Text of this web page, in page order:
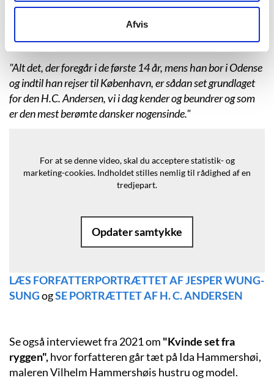
Afvis
især hans barndom er underbelyst i forhold til, hvor stor en
betydning det i virkeligheden har for den H.C. Andersen,
som vi kender i dag."
"Alt det, der foregår i de første 14 år, mens han bor i Odense
og indtil han rejser til København, er sådan set grundlaget
for den H.C. Andersen, vi i dag kender og beundrer og som
er den mest berømte dansker nogensinde."
For at se denne video, skal du acceptere statistik- og
marketing-cookies. Indholdet stilles nemlig til rådighed af en
tredjepart.
Opdater samtykke
LÆS FORFATTERPORTRÆTTET AF JESPER WUNG-
SUNGogSEPORTRÆTTET AF H. C. ANDERSEN
Se også interviewet fra 2021 om "Kvinde set fra
ryggen",hvor forfatteren går tæt på Ida Hammershøi,
maleren Vilhelm Hammershøis hustru og model.